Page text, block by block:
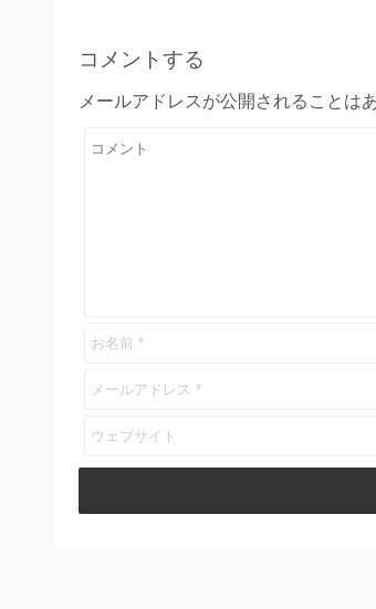
コメントする
メールアドレスが公開されることは